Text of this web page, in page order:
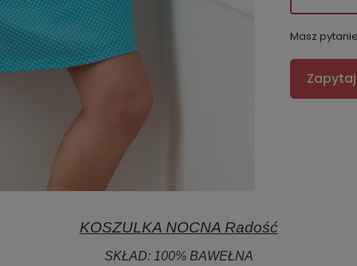
Masz
KOSZULKA NOCNA Radość
SKŁAD: 100% BAWEŁNA